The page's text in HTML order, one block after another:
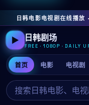
日韩电影电视剧在线播
▶ 日韩剧场
FREE · 1080P · DAILY
首页 电影 电视剧